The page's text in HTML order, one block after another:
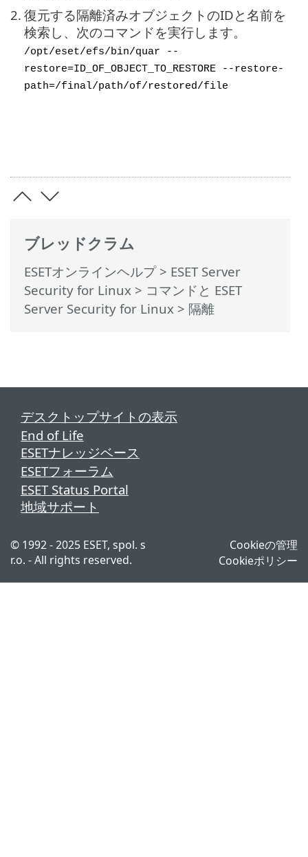
ブレッドクラム
ESETオンラインヘルプ> ESET Server
Security for Linux > コマンドと ESET
Server Security for Linux > 隔離
2. 復元する隔離済みオブジェクトのIDと名前を
検索し、次のコマンドを実行します。
/opt/eset/efs/bin/quar --
restore=ID_OF_OBJECT_TO_RESTORE --restore-
path=/final/path/of/restored/file
デスクトップサイトの表示
End of Life
ESETナレッジベース
ESETフォーラム
ESET Status Portal
地域サポート
© 1992 - 2025 ESET, spol. s
r.o. - All rights reserved.
Cookieの管理
Cookieポリシー